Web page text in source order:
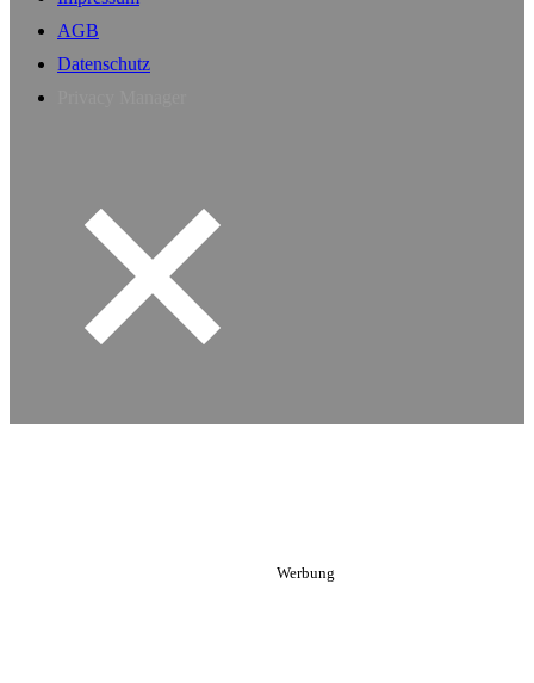
AGB
Datenschutz